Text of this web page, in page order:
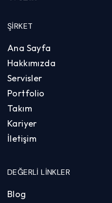
ŞIRKET
Ana Sayfa
Hakkımızda
Servisler
Portfolio
Takım
Kariyer
İletişim
DEĞERLI LINKLER
Blog